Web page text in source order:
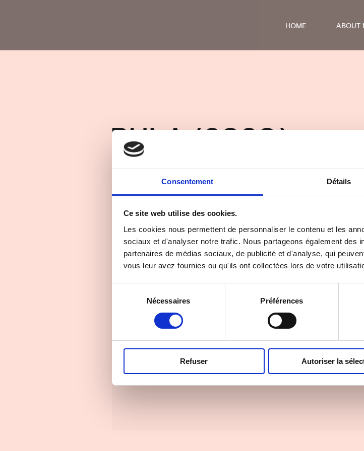
Consentement Détails
Ce site web utilise des cookies.
Les cookies nous permettent de personnaliser le contenu et les
sociaux et d'analyser notre trafic. Nous partageons également des
partenaires de médias sociaux, de publicité et d'analyse, qui
vous leur avez fournies ou qu'ils ont collectées lors de votre
consentement
Nécessaires Préférences
Refuser Autoriser la
HOME ABOUT
BULA (2020)
Production: Les films de la Récré